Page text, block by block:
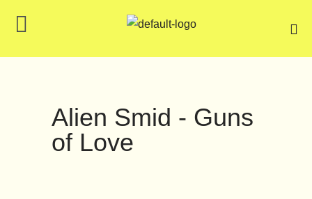
Alien Smid - Guns
of Love